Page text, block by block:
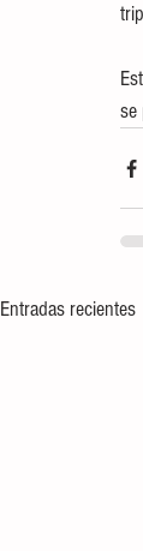
se
Entradas recientes